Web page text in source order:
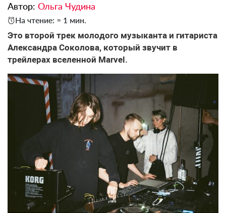
Автор: Ольга Чудина
На чтение: ≈ 1 мин.
Это второй трек молодого музыканта и гитариста
Александра Соколова, который звучит в
трейлерах вселенной Marvel.